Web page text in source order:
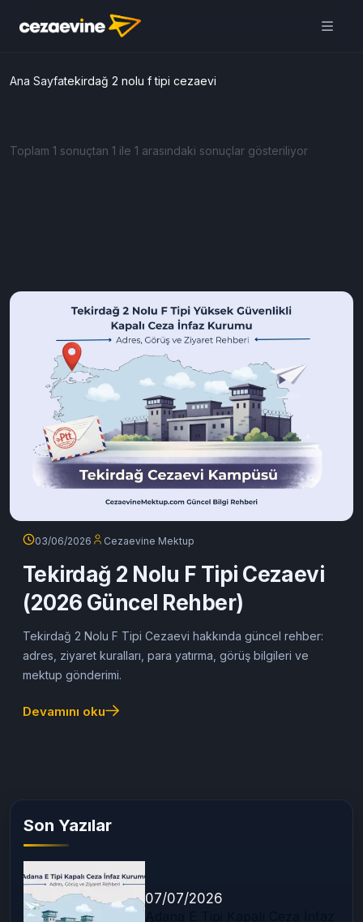
Ana Sayfatekirdağ 2 nolu f tipi cezaevi
Toplam 1 sonuçtan 1 ile 1 arasındaki sonuçlar gösteriliyor
03/06/2026 Cezaevine Mektup
Tekirdağ 2 Nolu F Tipi Cezaevi
(2026 Güncel Rehber)
Tekirdağ 2 Nolu F Tipi Cezaevi hakkında güncel rehber:
adres, ziyaret kuralları, para yatırma, görüş bilgileri ve
mektup gönderimi.
Devamını oku
Son Yazılar
07/07/2026